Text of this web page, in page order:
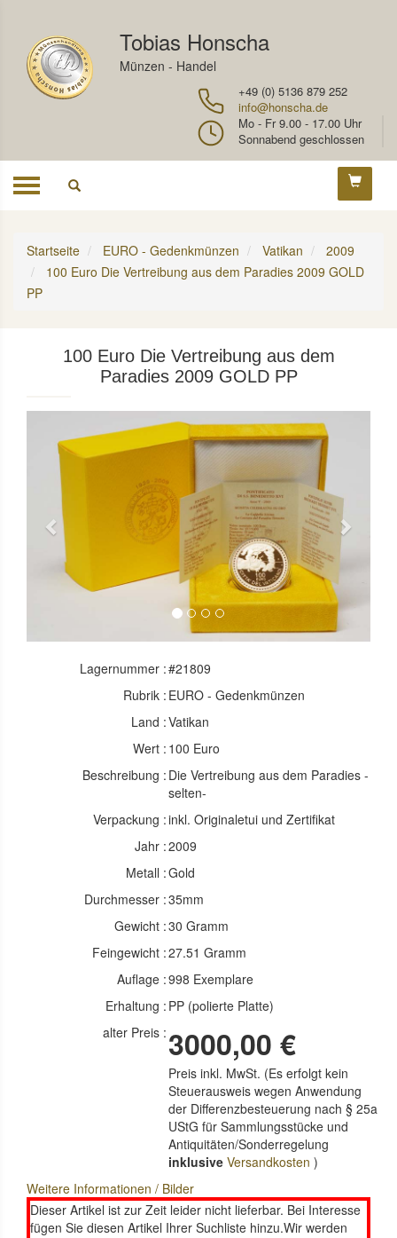
Tobias Honscha
Münzen - Handel
+49 (0) 5136 879 252
info@honscha.de
Mo - Fr 9.00 - 17.00 Uhr
Sonnabend geschlossen
Toggle
Startseite EURO - Gedenkmünzen Vatikan
2009
100 Euro Die Vertreibung aus dem Paradies 2009 GOLD
PP
100 Euro Die Vertreibung aus dem
Paradies 2009 GOLD PP
Previous Next
Lagernummer :#21809
Rubrik : EURO - Gedenkmünzen
Land :Vatikan
Wert : 100 Euro
Beschreibung : Die Vertreibung aus dem Paradies -
selten-
Verpackung :inkl. Originaletui und Zertifikat
Jahr :2009
Metall :Gold
Durchmesser :35mm
Gewicht :30 Gramm
Feingewicht :27.51 Gramm
Auflage :998 Exemplare
Erhaltung : PP (polierte Platte)
alter Preis : 3000,00 €
Preis inkl. MwSt. (Es erfolgt kein
Steuerausweis wegen Anwendung
der Differenzbesteuerung nach § 25a
UStG für Sammlungsstücke und
Antiquitäten/Sonderregelung
inklusive Versandkosten )
Weitere Informationen / Bilder
Dieser Artikel ist zur Zeit leider nicht lieferbar. Bei Interesse
fügen Sie diesen Artikel Ihrer Suchliste hinzu.Wir werden